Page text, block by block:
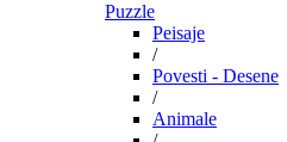
Puzzle
Peisaje
/
Povesti - Desene
/
Animale